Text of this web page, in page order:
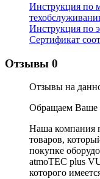
Инструкция по
Инструкция по
Сертификат
Отзывы 0
Отзывы на
Обращаем Ваше
Наша компания
товаров,
покупке
atmoTEC plus
которого